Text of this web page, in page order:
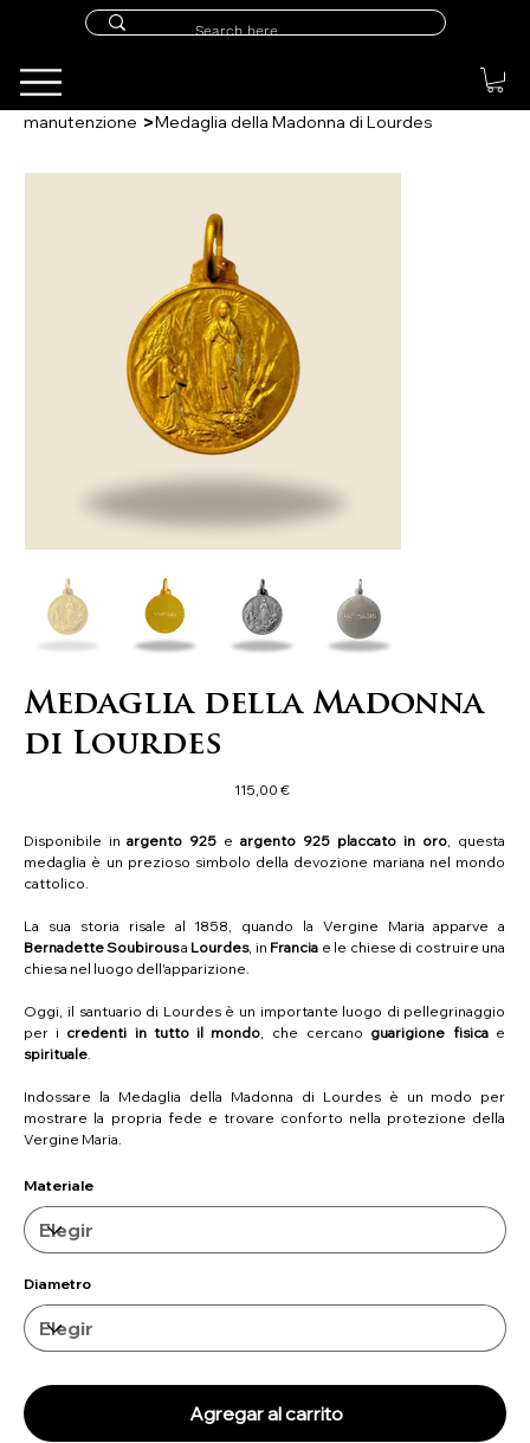
manutenzione >Medaglia della Madonna di Lourdes
Medaglia della Madonna
di Lourdes
Precio
115,00 €
Disponibile inargento 925 eargento 925 placcato in oro, questa
medaglia è un prezioso simbolo della devozione mariana nel mondo
cattolico.
La sua storia risale al 1858, quando la Vergine Maria apparve a
BernadetteSoubirousa Lourdes, in Francia e le chiese di costruire una
chiesa nel luogo dell'apparizione.
Oggi, il santuario di Lourdes è un importante luogo di pellegrinaggio
per i credenti in tutto il mondo, che cercano guarigione fisica e
spirituale.
Indossare la Medaglia della Madonna di Lourdes è un modo per
mostrare la propria fede e trovare conforto nella protezione della
Vergine Maria.
Materiale
Diametro
Agregar al carrito